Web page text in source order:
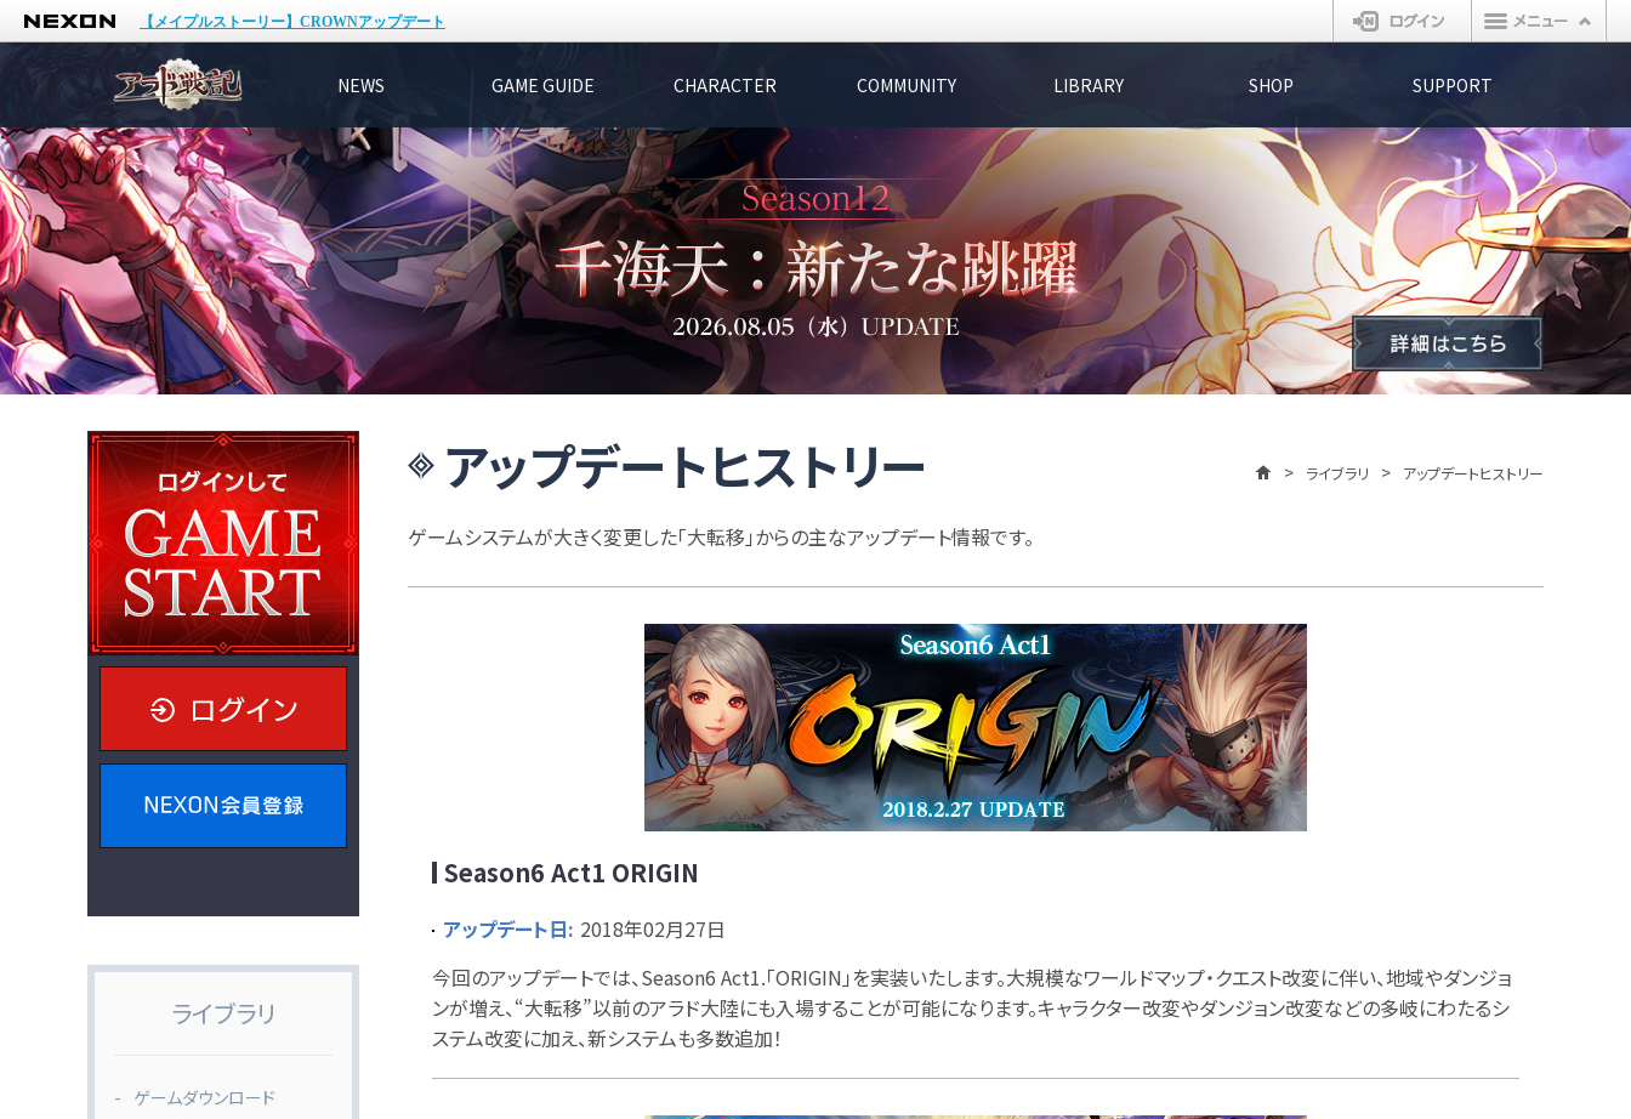
NEXON
【メイプルストーリー】CROWNアップデート
ログイン
NEWS GAME GUIDE CHARACTER COMMUNITY LIBRARY SHOP SUPPORT
アップデートヒストリー ライブラリ アップデートヒストリー
ゲームシステムが大きく変更した「大転移」からの主なアップデート情報です。
Season6 Act1 ORIGIN
アップデート日: 2018年02月27日
今回のアップデートでは、Season6 Act1.「ORIGIN」を実装いたします。大規模なワールドマップ・クエスト改変に伴い、地域やダンジョ
ンが増え、“大転移”以前のアラド大陸にも入場することが可能になります。キャラクター改変やダンジョン改変などの多岐にわたるシ
ステム改変に加え、新システムも多数追加！
ライブラリ
ゲームダウンロード